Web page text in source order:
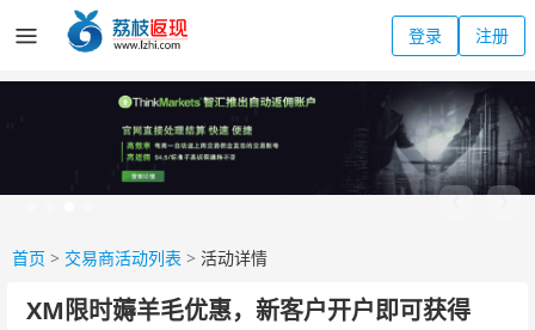
登录 注册
首页 > 交易商活动列表 > 活动详情
XM限时薅羊毛优惠，新客户开户即可获得